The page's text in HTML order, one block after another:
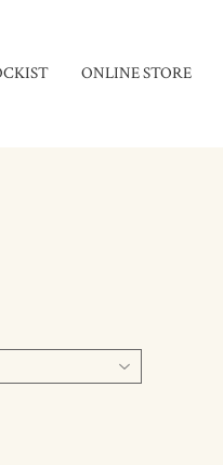
ONLINE STORE